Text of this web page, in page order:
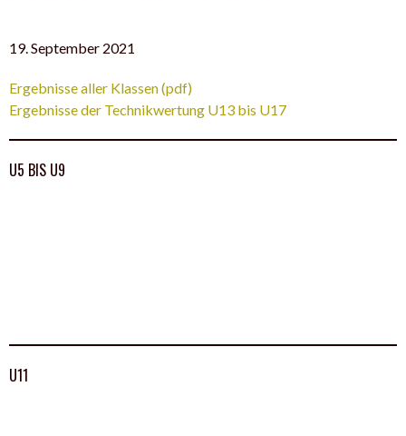
19. September 2021
Ergebnisse aller Klassen (pdf)
Ergebnisse der Technikwertung U13 bis U17
U5 BIS U9
U11